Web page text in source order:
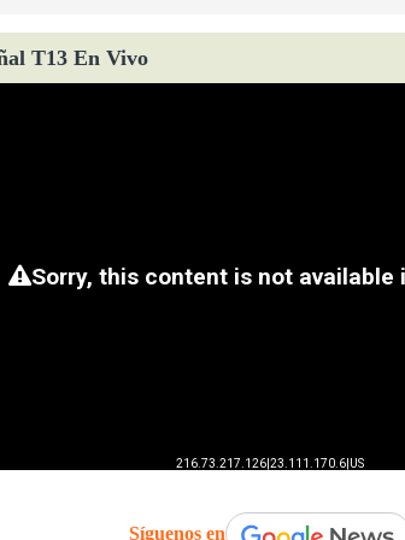
T13 En Vivo
Síguenos en